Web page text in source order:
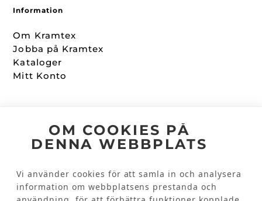
OM COOKIES PÅ
DENNA WEBBPLATS
Vi använder cookies för att samla in och analysera
information om webbplatsens prestanda och
Information
Om Kramtex
Jobba på Kramtex
Kataloger
Mitt Konto
Facebook
Kundinformation